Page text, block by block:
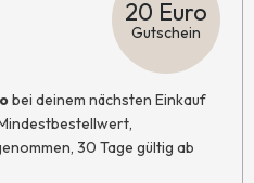
20 Euro
Gutschein
bei deinem nächsten Einkauf
30 Tage gültig ab